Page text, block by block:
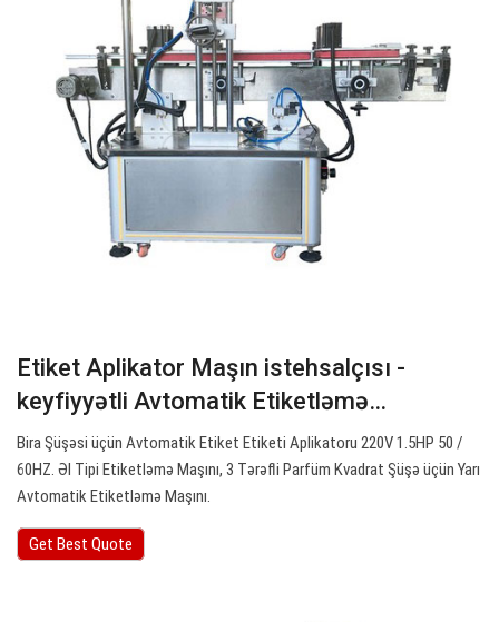
Etiket Aplikator Maşın istehsalçısı -
keyfiyyətli Avtomatik Etiketləmə…
Bira Şüşəsi üçün Avtomatik Etiket Etiketi Aplikatoru 220V 1.5HP 50 /
60HZ. Əl Tipi Etiketləmə Maşını, 3 Tərəfli Parfüm Kvadrat Şüşə üçün Yarı
Avtomatik Etiketləmə Maşını.
Get Best Quote